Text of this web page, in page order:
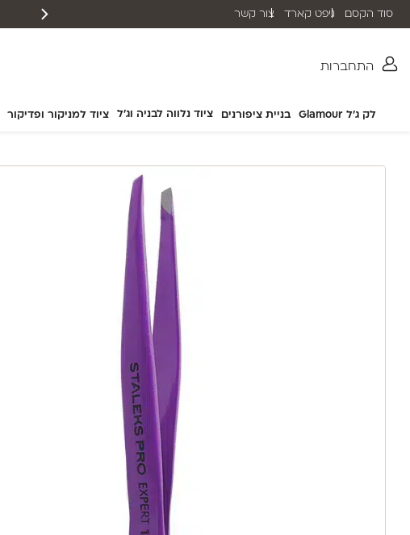
התחברות
לק ג'ל Glamour בניית ציפורנים ציוד נלווה לבניה וג'ל ציוד למניקור ופדיקור
שליח עד הבית תוך 2-5 ימי עסקים סוד הקסם גיפט קארד צור קשר